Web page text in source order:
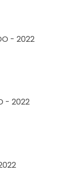
- 2022
- 2022